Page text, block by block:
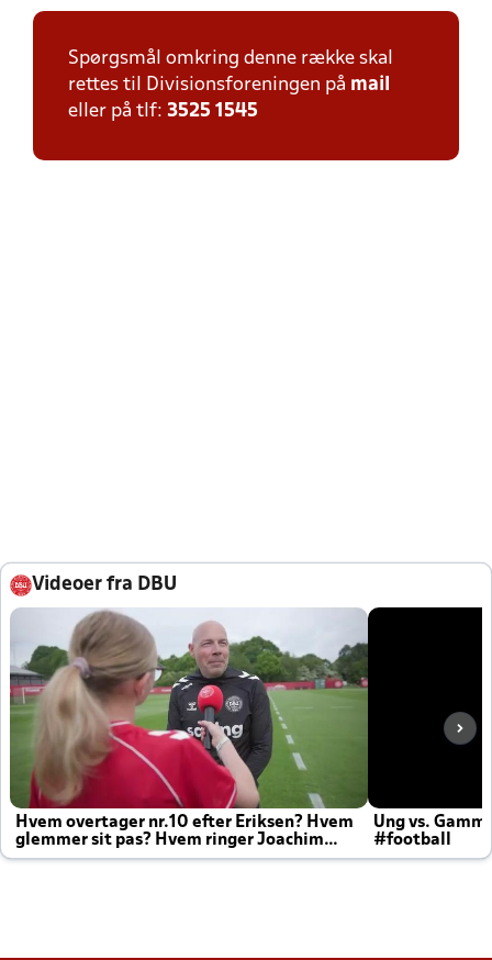
Spørgsmål omkring denne række skal
rettes til Divisionsforeningen på mail
eller på tlf: 3525 1545
Videoer fra DBU
Hvem overtager nr.10 efter Eriksen? Hvem
glemmer sit pas? Hvem ringer Joachim
altid til efter kampe?
Ung vs.
#football